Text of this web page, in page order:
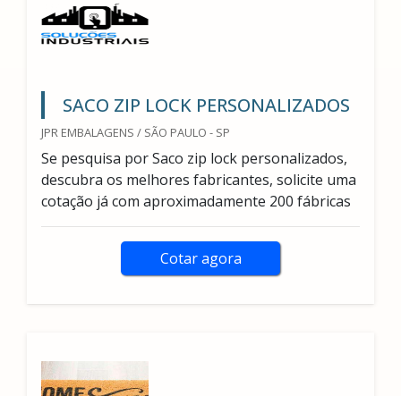
SACO ZIP LOCK PERSONALIZADOS
JPR EMBALAGENS / SÃO PAULO - SP
Se pesquisa por Saco zip lock personalizados,
descubra os melhores fabricantes, solicite uma
cotação já com aproximadamente 200 fábricas
Cotar agora